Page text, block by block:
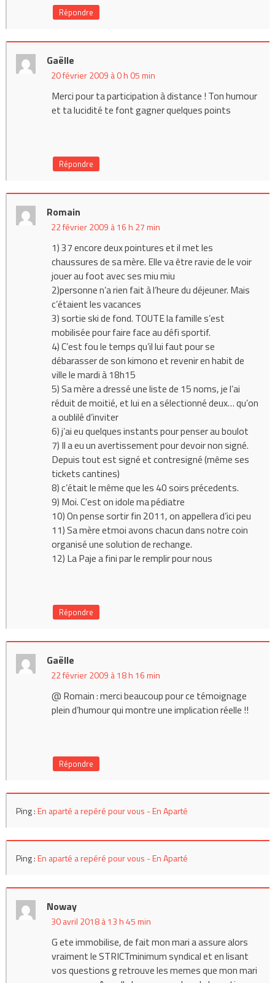
Répondre
Gaëlle
20 février 2009 à 0 h 05 min
Merci pour ta participation à distance ! Ton humour
et ta lucidité te font gagner quelques points
Répondre
Romain
22 février 2009 à 16 h 27 min
1) 37 encore deux pointures et il met les
chaussures de sa mère. Elle va être ravie de le voir
jouer au foot avec ses miu miu
2)personne n’a rien fait à l’heure du déjeuner. Mais
c’étaient les vacances
3) sortie ski de fond. TOUTE la famille s’est
mobilisée pour faire face au défi sportif.
4) C’est fou le temps qu’il lui faut pour se
débarasser de son kimono et revenir en habit de
ville le mardi à 18h15
5) Sa mère a dressé une liste de 15 noms, je l’ai
réduit de moitié, et lui en a sélectionné deux… qu’on
a oublilé d’inviter
6) j’ai eu quelques instants pour penser au boulot
7) Il a eu un avertissement pour devoir non signé.
Depuis tout est signé et contresigné (même ses
tickets cantines)
8) c’était le même que les 40 soirs précedents.
9) Moi. C’est on idole ma pédiatre
10) On pense sortir fin 2011, on appellera d’ici peu
11) Sa mère etmoi avons chacun dans notre coin
organisé une solution de rechange.
12) La Paje a fini par le remplir pour nous
Répondre
Gaëlle
22 février 2009 à 18 h 16 min
@ Romain : merci beaucoup pour ce témoignage
plein d’humour qui montre une implication réelle !!
Répondre
Ping :En aparté a repéré pour vous - En Aparté
Ping :En aparté a repéré pour vous - En Aparté
Noway
30 avril 2018 à 13 h 45 min
G ete immobilise, de fait mon mari a assure alors
vraiment le STRICTminimum syndical et en lisant
vos questions g retrouve les memes que mon mari